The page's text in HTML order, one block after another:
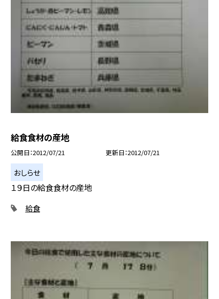
給食食材の産地
公開日 2012/07/21 更新日 2012/07/21
おしらせ
１９日の給食食材の産地
給食